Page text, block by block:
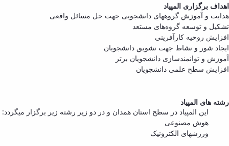
اهداف برگزاری المپیاد
هدایت و آموزش گروه­های دانشجویی جهت حل مسائل واقعی
تشکیل و توسعه گروه‌های مستعد
افزایش روحیه کارآفرینی
ایجاد شور و نشاط جهت تشویق دانشجویان
آموزش و توانمندسازی دانشجویان برتر
افزایش سطح علمی دانشجویان
رشته ­های المپیاد
این المپیاد در سطح استان همدان و در دو زیر رشته زیر برگزار می­گردد:
هوش­ مصنوعی
ورزش­های الکترونیک